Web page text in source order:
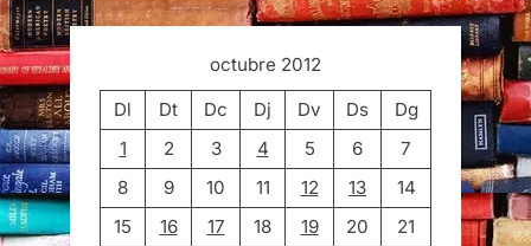
octubre 2012
Dl
Dt Dc Dj Dv Ds
Dg
1
2 3 4 5 6
7
8
9 10 11 12 13
14
15
16 17 18 19 20
21